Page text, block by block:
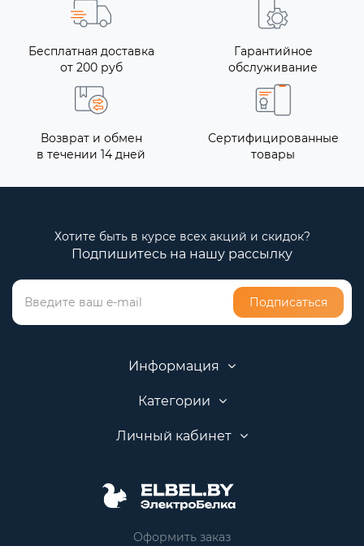
Бесплатная доставка
от 200 руб
Гарантийное
обслуживание
Возврат и обмен
в течении 14 дней
Сертифицированные
товары
Хотите быть в курсе всех акций и скидок?
Подпишитесь на нашу рассылку
Подписаться
Информация
Категории
Личный кабинет
Оформить заказ